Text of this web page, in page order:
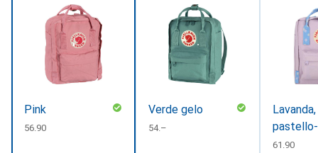
Pink
CHF
56.90
Verde gelo
CHF
54.–
pastello-
CHF
61.90